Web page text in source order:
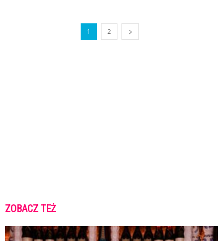
1 2
ZOBACZ TEŻ